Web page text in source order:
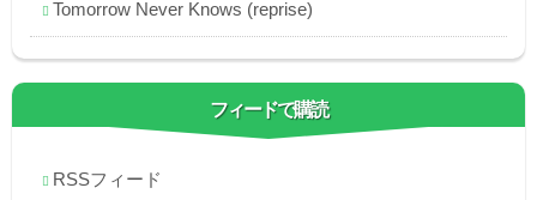
Tomorrow Never Knows (reprise)
フィードで購読
RSSフィード